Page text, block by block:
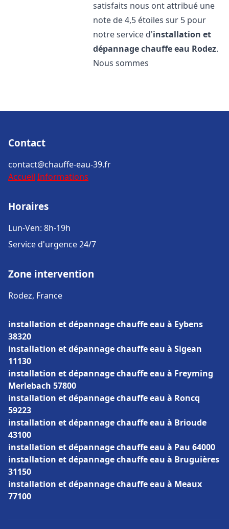
satisfaits nous ont attribué une
note de 4,5 étoiles sur 5 pour
notre service d'installation et
dépannage chauffe eau Rodez.
Nous sommes
Contact
contact@chauffe-eau-39.fr
Accueil Informations
Horaires
Lun-Ven: 8h-19h
Service d'urgence 24/7
Zone intervention
Rodez, France
installation et dépannage chauffe eau à Eybens
38320
installation et dépannage chauffe eau à Sigean
11130
installation et dépannage chauffe eau à Freyming
Merlebach 57800
installation et dépannage chauffe eau à Roncq
59223
installation et dépannage chauffe eau à Brioude
43100
installation et dépannage chauffe eau à Pau 64000
installation et dépannage chauffe eau à Bruguières
31150
installation et dépannage chauffe eau à Meaux
77100